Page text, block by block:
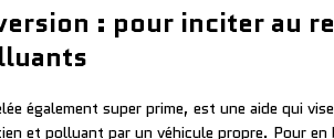
: pour inciter au
également super prime, est une aide qui
et polluant par un véhicule propre. Pour